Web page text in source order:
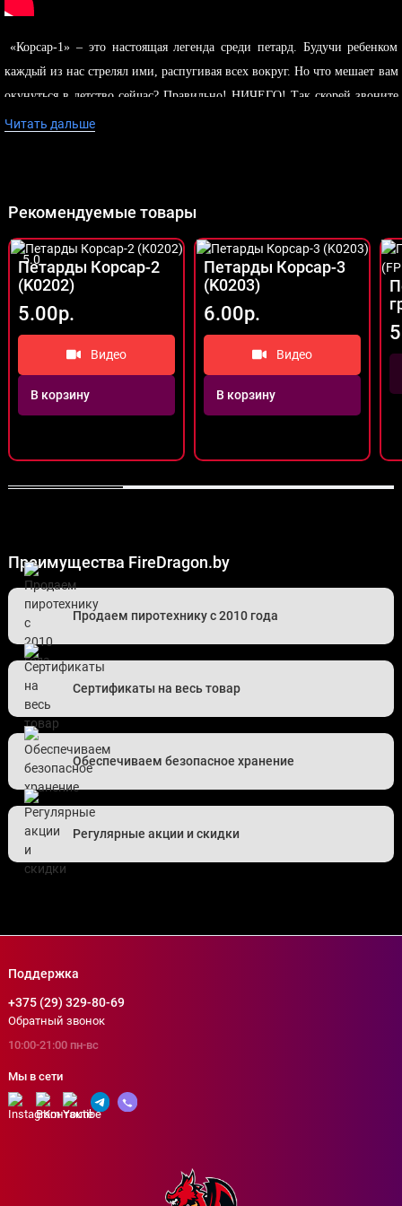
«Корсар-1» – это настоящая легенда среди петард. Будучи ребенком
каждый из нас стрелял ими, распугивая всех вокруг. Но что мешает вам
окунуться в детство сейчас? Правильно! НИЧЕГО! Так скорей звоните
нам, и приобретайте «первые корсары» и отправляйтесь в
Читать дальше
Рекомендуемые товары
5.0
Петарды Корсар-2
(K0202)
5.00р.
Видео
В корзину
Петарды Корсар-3
(K0203)
6.00р.
Видео
В корзину
Преимущества FireDragon.by
Продаем пиротехнику с 2010 года
Сертификаты на весь товар
Обеспечиваем безопасное хранение
Регулярные акции и скидки
Поддержка
+375 (29) 329-80-69
Обратный звонок
10:00-21:00 пн-вс
Мы в сети